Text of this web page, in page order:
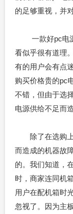
的足够重视，并
一款好pc电
看似乎很有道理
有的用户会有点
购买价格贵的pc
不错，但由于选
电源供给不足而
除了在选购
而造成的机器故
的。我们知道，
时，商家连同机
用户在配机箱时
忽视了。因为主